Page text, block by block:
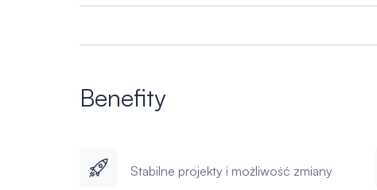
Benefity
Stabilne projekty i możliwość zmiany